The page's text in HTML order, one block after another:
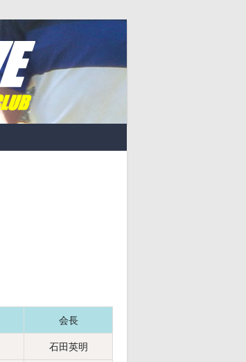
会長
石田英明